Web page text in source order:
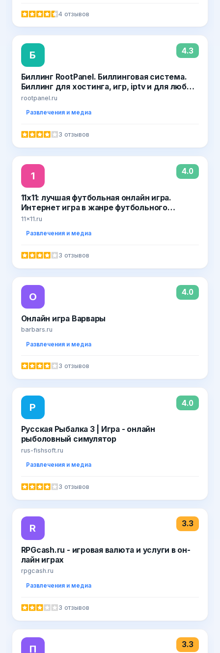
4 отзывов
Б 4.3
Биллинг RootPanel. Биллинговая система.
Биллинг для хостинга, игр, iptv и для любых
продаж
rootpanel.ru
Развлечения и медиа
3 отзывов
1 4.0
11x11: лучшая футбольная онлайн игра.
Интернет игра в жанре футбольного
менеджера. Online игры от компании Nekki
11x11.ru
Развлечения и медиа
3 отзывов
О 4.0
Онлайн игра Варвары
barbars.ru
Развлечения и медиа
3 отзывов
Р 4.0
Русская Рыбалка 3 | Игра - онлайн
рыболовный симулятор
rus-fishsoft.ru
Развлечения и медиа
3 отзывов
R 3.3
RPGcash.ru - игровая валюта и услуги в он-
лайн играх
rpgcash.ru
Развлечения и медиа
3 отзывов
П 3.3